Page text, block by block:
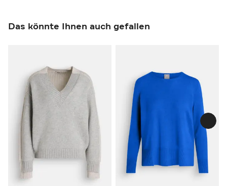
Das könnte Ihnen auch gefallen